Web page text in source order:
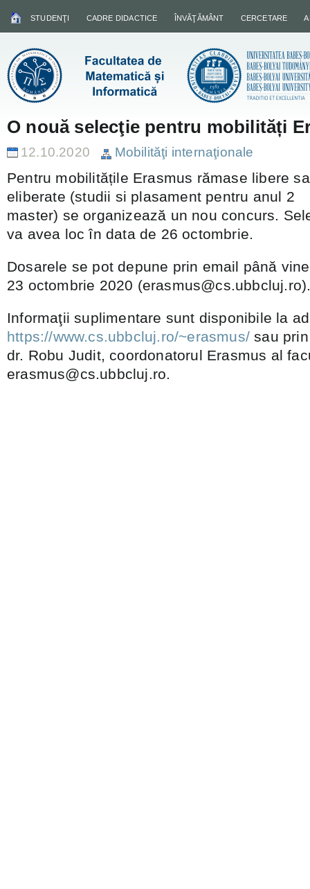
STUDENŢI CADRE DIDACTICE ÎNVĂŢĂMÂNT CERCETARE
O nouă selecţie pentru mobilități
12.10.2020 Mobilităţi internaţionale
Pentru mobilitățile Erasmus rămase libere
eliberate (studii si plasament pentru anul 2
master) se organizează un nou concurs.
va avea loc în data de 26 octombrie.
Dosarele se pot depune prin email până
23 octombrie 2020
Informaţii suplimentare sunt disponibile la
https://www.cs.ubbcluj.ro/~erasmus/ sau
dr. Robu Judit, coordonatorul Erasmus al
erasmus@cs.ubbcluj.ro.